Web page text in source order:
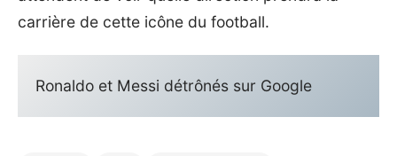
carrière de cette icône du football.
Ronaldo et Messi détrônés sur Google